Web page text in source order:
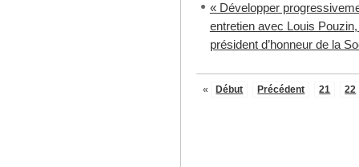
« Développer
entretien avec Louis
président d’honneur de la
« Début Précédent 21 22